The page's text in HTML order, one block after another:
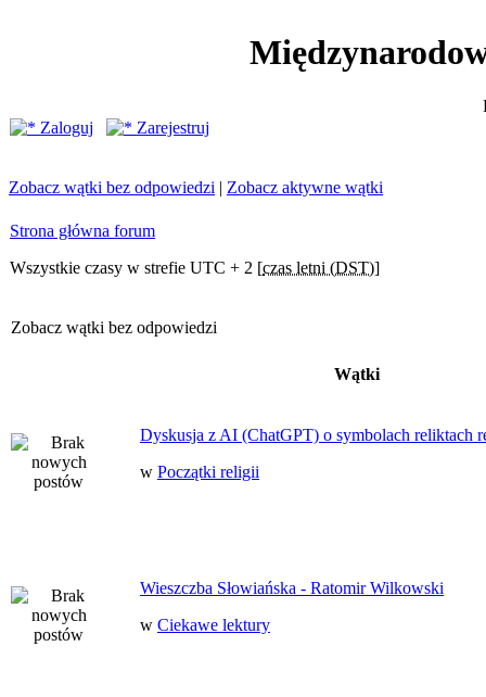
Zaloguj
Zarejestruj
Zobacz wątki bez odpowiedzi | Zobacz aktywne wątki
Strona główna forum
Wszystkie czasy w strefie UTC + 2 [czas letni (DST)]
Zobacz wątki bez odpowiedzi
Wątki
Dyskusja z AI (ChatGPT) o symbolach reliktach
w Początki religii
Wieszczba Słowiańska - Ratomir Wilkowski
w Ciekawe lektury